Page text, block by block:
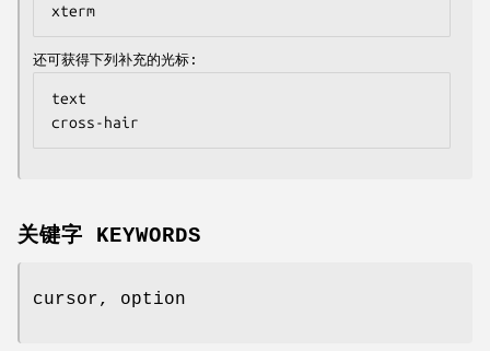
xterm
还可获得下列补充的光标:
text
cross-hair
关键字 KEYWORDS
cursor, option